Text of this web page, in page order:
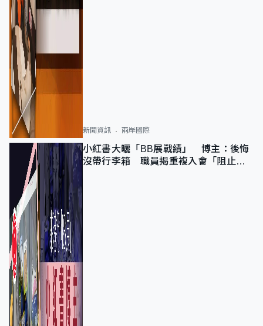
新聞資訊 兩岸國際
小紅書大曬「BB展戰績」 博主：後悔
沒帶行李箱 職員揭重複入會「阻止唔